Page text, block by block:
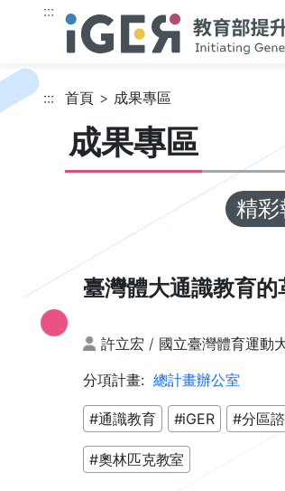
跳到主要內容
:::
::: 首頁
成果專區
成果專區
精彩
臺灣體大通識教育
許立宏 / 國立臺灣體育運動
分項計畫: 總計畫辦公室
#通識教育 #iGER #分區
#奧林匹克教室